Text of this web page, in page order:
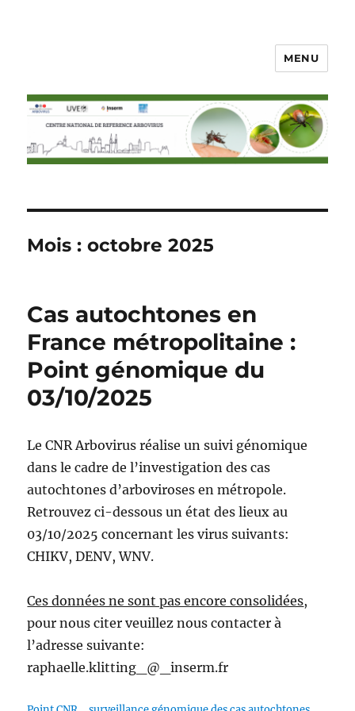
MENU
Mois :octobre 2025
Cas autochtones en
France métropolitaine :
Point génomique du
03/10/2025
Le CNR Arbovirus réalise un suivi génomique
dans le cadre de l’investigation des cas
autochtones d’arboviroses en métropole.
Retrouvez ci-dessous un état des lieux au
03/10/2025 concernant les virus suivants:
CHIKV, DENV, WNV.
Ces données ne sont pas encore consolidées,
pour nous citer veuillez nous contacter à
l’adresse suivante:
raphaelle.klitting_@_inserm.fr